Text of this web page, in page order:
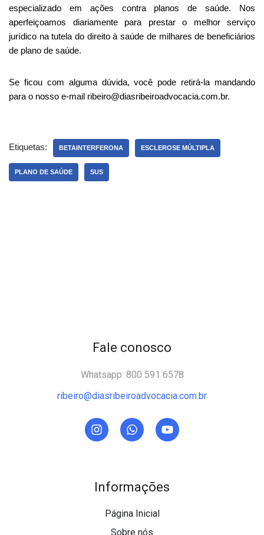
especializado em ações contra planos de saúde. Nos
aperfeiçoamos diariamente para prestar o melhor serviço
jurídico na tutela do direito à saúde de milhares de beneficiários
de plano de saúde.
Se ficou com alguma dúvida, você pode retirá-la mandando
para o nosso e-mail ribeiro@diasribeiroadvocacia.com.br.
Etiquetas: BETAINTERFERONA ESCLEROSE MÚLTIPLA
PLANO DE SAÚDE SUS
Informações
Página Inicial
Sobre nós
Fale conosco
Whatsapp: 800 591 6578
ribeiro@diasribeiroadvocacia.com.br